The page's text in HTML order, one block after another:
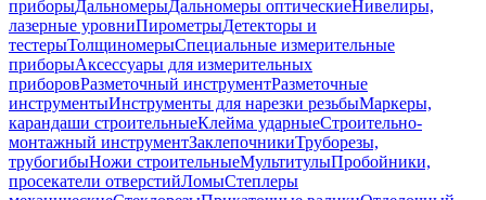
приборыДальномерыДальномеры оптическиеНивелиры,
лазерные уровниПирометрыДетекторы и
тестерыТолщиномерыСпециальные измерительные
приборыАксессуары для измерительных
приборовРазметочный инструментРазметочные
инструментыИнструменты для нарезки резьбыМаркеры,
карандаши строительныеКлейма ударныеСтроительно-
монтажный инструментЗаклепочникиТруборезы,
трубогибыНожи строительныеМультитулыПробойники,
просекатели отверстийЛомыСтеплеры